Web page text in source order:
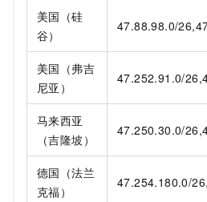
美国（硅
谷）
47.88.98.0/
美国（弗吉
尼亚）
47.252.91.0/
马来西亚
（吉隆坡）
47.250.30.0/
德国（法兰
克福）
47.254.180.0/